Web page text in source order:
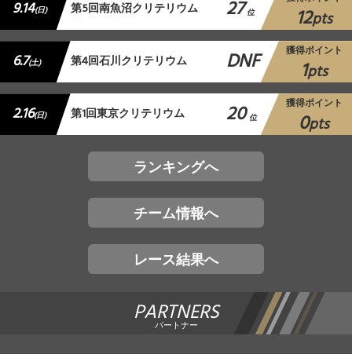
9.14(日) 第5回南魚沼クリテリウム 27 位 12pts
6.7(土) 第4回石川クリテリウム DNF 獲得ポイント
1pts
2.16(日) 第1回東京クリテリウム 20 位
獲得ポイント
0pts
ランキングへ
チーム情報へ
レース結果へ
PARTNERS
パートナー